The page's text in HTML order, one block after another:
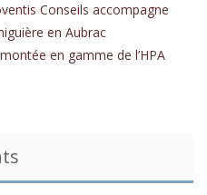
Conseils accompagne
en Aubrac
en gamme de l’HPA